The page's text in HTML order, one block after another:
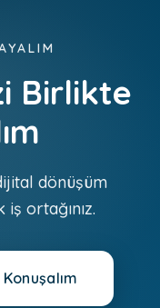
Birlikte
dönüşüm
ortağınız.